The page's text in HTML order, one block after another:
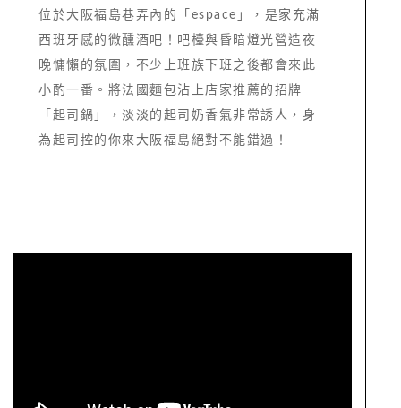
位於大阪福島巷弄內的「espace」，是家充滿
西班牙感的微醺酒吧！吧檯與昏暗燈光營造夜
晚慵懶的氛圍，不少上班族下班之後都會來此
小酌一番。將法國麵包沾上店家推薦的招牌
「起司鍋」，淡淡的起司奶香氣非常誘人，身
為起司控的你來大阪福島絕對不能錯過！